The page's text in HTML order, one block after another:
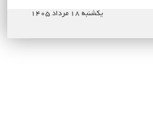
یکشنبه ۱۸ مرداد ۱۴۰۵